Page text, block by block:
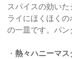
スパイスの効い
ライにほくほく
の一皿です。パン
・ 熱々ハニーマス